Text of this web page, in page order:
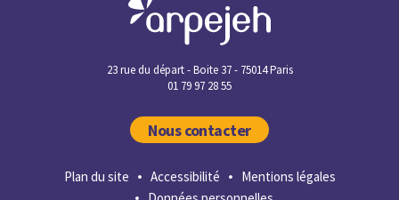
23 rue du départ - Boite 37 - 75014 Paris
01 79 97 28 55
Nous contacter
Plan du site Accessibilité
Mentions légales